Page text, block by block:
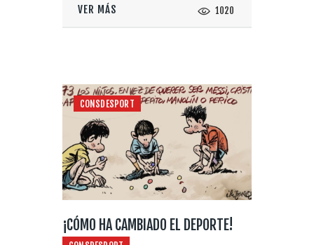
VER MÁS 1020
CONSDESPORT
¡CÓMO HA CAMBIADO EL DEPORTE!